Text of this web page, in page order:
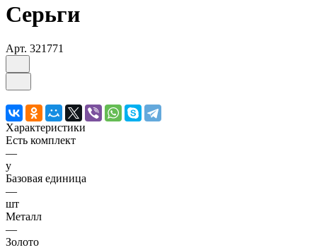
Серьги
Арт. 321771
Характеристики
Есть комплект
—
y
Базовая единица
—
шт
Металл
—
Золото